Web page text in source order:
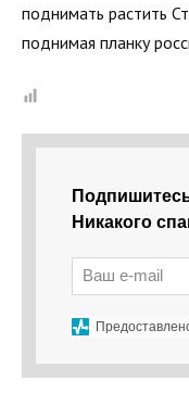
поднимать растить
поднимая планку
Никакого